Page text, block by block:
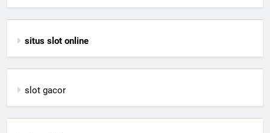
situs slot online
slot gacor